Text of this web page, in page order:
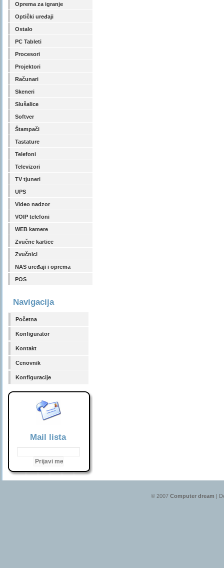
Oprema za igranje
Optički uređaji
Ostalo
PC Tableti
Procesori
Projektori
Računari
Skeneri
Slušalice
Softver
Štampači
Tastature
Telefoni
Televizori
TV tjuneri
UPS
Video nadzor
VOIP telefoni
WEB kamere
Zvučne kartice
Zvučnici
NAS uređaji i oprema
POS
Navigacija
Početna
Konfigurator
Kontakt
Cenovnik
Konfiguracije
Mail lista
© 2007 Computer dream |